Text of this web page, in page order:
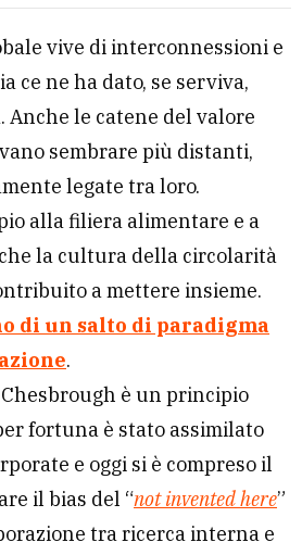
vive di interconnessioni e
ce ne ha dato, se serviva,
le catene del valore
sembrare più distanti,
legate tra loro.
alla filiera alimentare e a
la cultura della circolarità
a mettere insieme.
di un salto di paradigma
.
è un principio
fortuna è stato assimilato
e oggi si è compreso il
il bias del “not invented here”
tra ricerca interna e